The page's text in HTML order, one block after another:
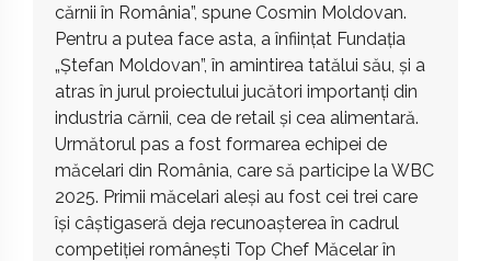
cărnii în România”, spune Cosmin Moldovan.
Pentru a putea face asta, a înființat Fundația
„Ștefan Moldovan”, în amintirea tatălui său, și a
atras în jurul proiectului jucători importanți din
industria cărnii, cea de retail și cea alimentară.
Următorul pas a fost formarea echipei de
măcelari din România, care să participe la WBC
2025. Primii măcelari aleși au fost cei trei care
își câștigaseră deja recunoașterea în cadrul
competiției românești Top Chef Măcelar în